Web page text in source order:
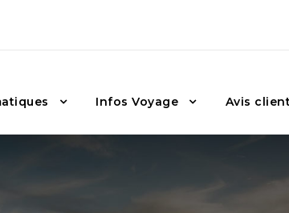
Infos Voyage Avis